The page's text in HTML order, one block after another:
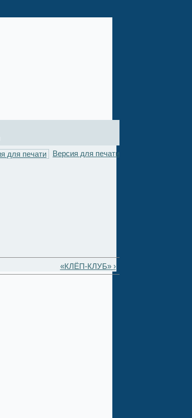
Версия для печати
«КЛЁП-КЛУБ» ›